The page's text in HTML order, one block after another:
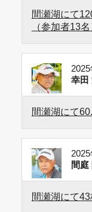
間瀬湖にて
（参加者13名
幸田
間瀬湖にて
間庭
間瀬湖にて